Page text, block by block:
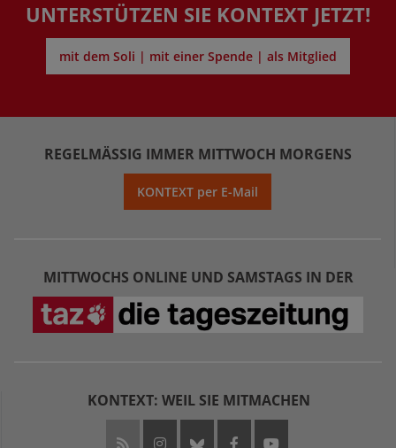
UNTERSTÜTZEN SIE KONTEXT JETZT!
mit dem Soli | mit einer Spende | als Mitglied
REGELMÄSSIG IMMER MITTWOCH MORGENS
KONTEXT per E-Mail
MITTWOCHS ONLINE UND SAMSTAGS IN DER
KONTEXT: WEIL SIE MITMACHEN